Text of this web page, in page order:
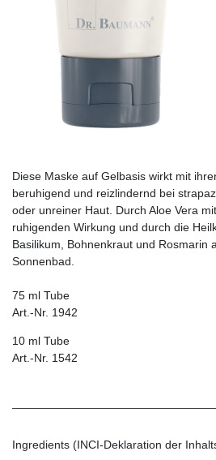
Diese Maske auf Gelbasis wirkt mit
beruhigend und reizlindernd bei
oder unreiner Haut. Durch Aloe Vera
ruhigenden Wirkung und durch die
Basilikum, Bohnenkraut und Rosmarin
Sonnenbad.
75 ml Tube
Art.-Nr. 1942
10 ml Tube
Art.-Nr. 1542
Ingredients (INCI-Deklaration der